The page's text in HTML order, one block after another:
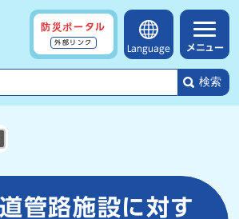
防災ポータル
外部リンク
Language メニュー
検索
管路施設に対す